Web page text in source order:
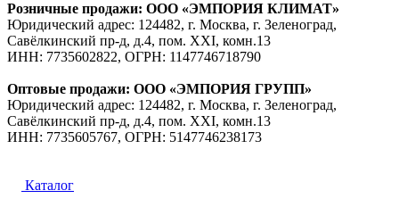
Розничные продажи: ООО «ЭМПОРИЯ КЛИМАТ»
Юридический адрес: 124482, г. Москва, г. Зеленоград,
Савёлкинский пр-д, д.4, пом. XXI, комн.13
ИНН: 7735602822, ОГРН: 1147746718790
Оптовые продажи: ООО «ЭМПОРИЯ ГРУПП»
Юридический адрес: 124482, г. Москва, г. Зеленоград,
Савёлкинский пр-д, д.4, пом. XXI, комн.13
ИНН: 7735605767, ОГРН: 5147746238173
Каталог